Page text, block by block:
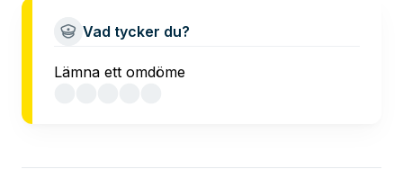
Vad tycker du?
Lämna ett omdöme